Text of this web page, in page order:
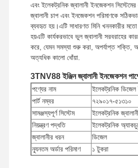
এবং ইলেকট্রনিক জ্বালানী ইনজেকশন
জ্বালানী চাপ এবং ইনজেকশন পরিমাণকে
ব্যবহৃত হয়।এটি সাধারণত মিনি খননকারীর
হয়এটি কার্যকরভাবে ভুল জ্বালানী সরবরাহের
করে, যেমন সমস্যা শুরু করা, অপর্যাপ্ত শক্তি,
অত্যধিক কালো ধোঁয়া.
3TNV88 ইঞ্জিন জ্বালানী ইনজেকশন
পণ্যের নাম
ইলেকট্রনিক
পার্ট নম্বর
৭২৯০১৭-৫১৩১০
সামঞ্জস্যপূর্ণ সিস্টেম
ইলেকট্রনিক
নিয়ন্ত্রণ পদ্ধতি
ইলেকট্রনিক
জ্বালানীর ধরন
ডিজেল
ন্যূনতম অর্ডার পরিমাণ
১ টুকরা